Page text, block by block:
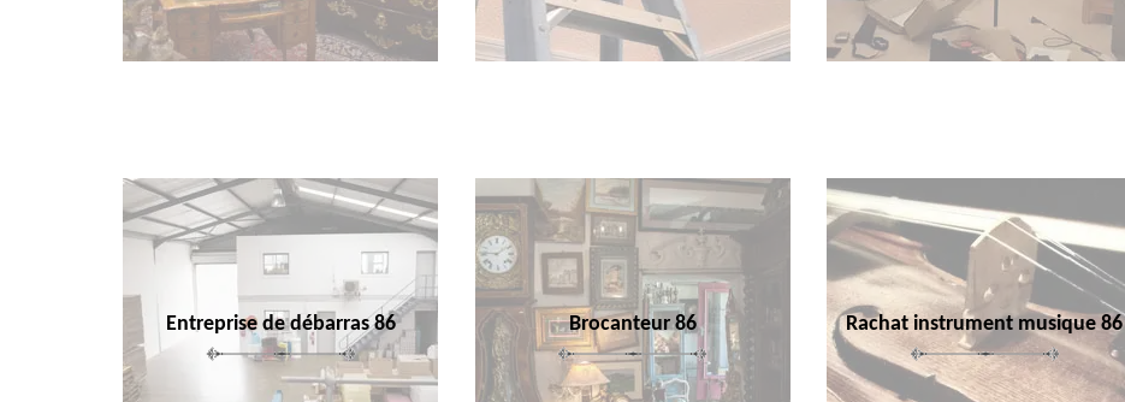
Entreprise de débarras 86 Brocanteur 86 Rachat instrument musique 86